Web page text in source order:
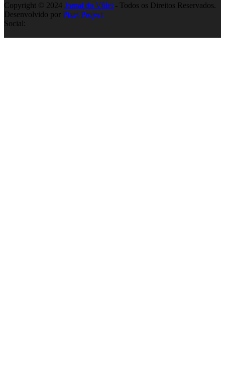
Copyright © 2024 Jornal do Vôlei - Todos os Direitos Reservados.
Desenvolvido por Pixel Project
Social: